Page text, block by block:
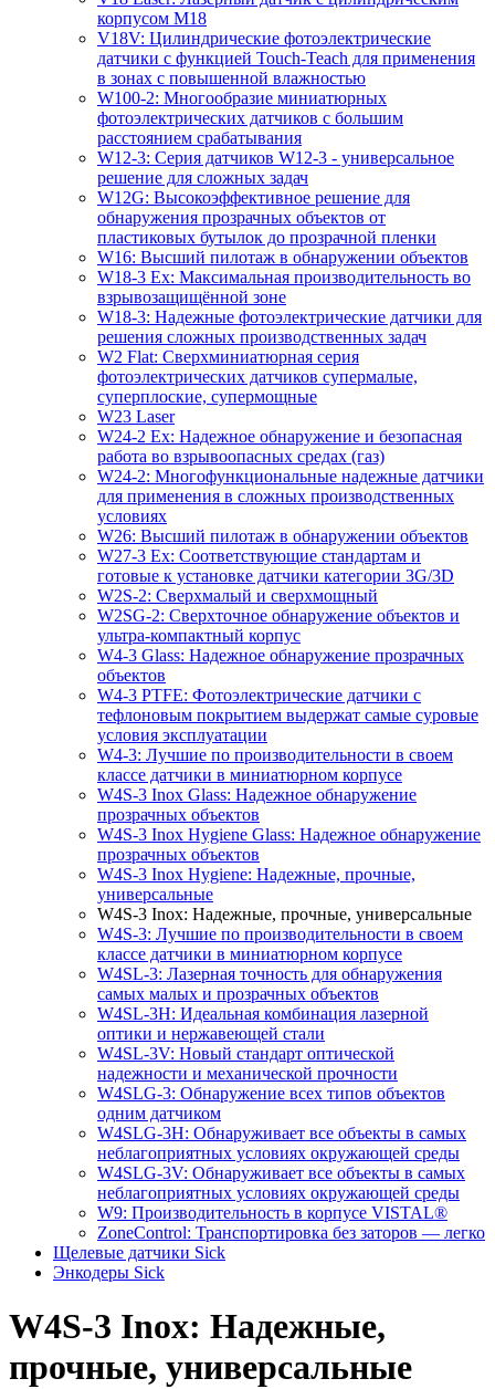
корпусом M18
V18V: Цилиндрические фотоэлектрические
датчики с функцией Touch-Teach для применения
в зонах с повышенной влажностью
W100-2: Многообразие миниатюрных
фотоэлектрических датчиков с большим
расстоянием срабатывания
W12-3: Серия датчиков W12-3 - универсальное
решение для сложных задач
W12G: Высокоэффективное решение для
обнаружения прозрачных объектов от
пластиковых бутылок до прозрачной пленки
W16: Высший пилотаж в обнаружении объектов
W18-3 Ex: Максимальная производительность во
взрывозащищённой зоне
W18-3: Надежные фотоэлектрические датчики для
решения сложных производственных задач
W2 Flat: Сверхминиатюрная серия
фотоэлектрических датчиков супермалые,
суперплоские, супермощные
W23 Laser
W24-2 Ex: Надежное обнаружение и безопасная
работа во взрывоопасных средах (газ)
W24-2: Многофункциональные надежные датчики
для применения в сложных производственных
условиях
W26: Высший пилотаж в обнаружении объектов
W27-3 Ex: Соответствующие стандартам и
готовые к установке датчики категории 3G/3D
W2S-2: Сверхмалый и сверхмощный
W2SG-2: Сверхточное обнаружение объектов и
ультра-компактный корпус
W4-3 Glass: Надежное обнаружение прозрачных
объектов
W4-3 PTFE: Фотоэлектрические датчики с
тефлоновым покрытием выдержат самые суровые
условия эксплуатации
W4-3: Лучшие по производительности в своем
классе датчики в миниатюрном корпусе
W4S-3 Inox Glass: Надежное обнаружение
прозрачных объектов
W4S-3 Inox Hygiene Glass: Надежное обнаружение
прозрачных объектов
W4S-3 Inox Hygiene: Надежные, прочные,
универсальные
W4S-3 Inox: Надежные, прочные, универсальные
W4S-3: Лучшие по производительности в своем
классе датчики в миниатюрном корпусе
W4SL-3: Лазерная точность для обнаружения
самых малых и прозрачных объектов
W4SL-3H: Идеальная комбинация лазерной
оптики и нержавеющей стали
W4SL-3V: Новый стандарт оптической
надежности и механической прочности
W4SLG-3: Обнаружение всех типов объектов
одним датчиком
W4SLG-3H: Обнаруживает все объекты в самых
неблагоприятных условиях окружающей среды
W4SLG-3V: Обнаруживает все объекты в самых
неблагоприятных условиях окружающей среды
W9: Производительность в корпусе VISTAL®
ZoneControl: Транспортировка без заторов — легко
Щелевые датчики Sick
Энкодеры Sick
W4S-3 Inox: Надежные,
прочные, универсальные